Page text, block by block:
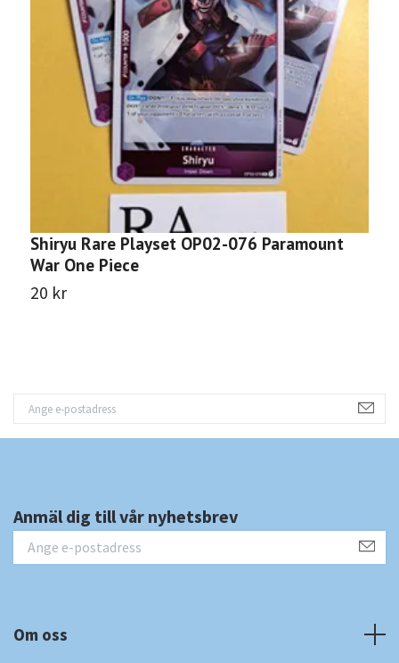
Shiryu Rare Playset OP02-076 Paramount
War One Piece
20 kr
Anmäl dig till vår nyhetsbrev
Om oss